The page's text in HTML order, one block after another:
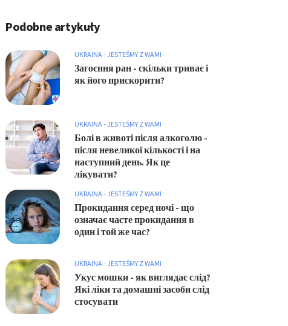
Podobne artykuły
UKRAINA - JESTEŚMY Z WAMI
Загоєння ран - скільки триває і
як його прискорити?
UKRAINA - JESTEŚMY Z WAMI
Болі в животі після алкоголю -
після невеликої кількості і на
наступний день. Як це
лікувати?
UKRAINA - JESTEŚMY Z WAMI
Прокидання серед ночі - що
означає часте прокидання в
один і той же час?
UKRAINA - JESTEŚMY Z WAMI
Укус мошки - як виглядає слід?
Які ліки та домашні засоби слід
стосувати